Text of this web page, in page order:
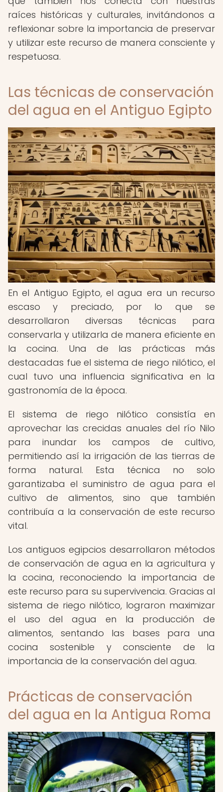
raíces históricas y culturales, invitándonos a
reflexionar sobre la importancia de preservar
y utilizar este recurso de manera consciente y
respetuosa.
Las técnicas de conservación
del agua en el Antiguo Egipto
En el Antiguo Egipto, el agua era un recurso
escaso y preciado, por lo que se
desarrollaron diversas técnicas para
conservarla y utilizarla de manera eficiente en
la cocina. Una de las prácticas más
destacadas fue el sistema de riego nilótico, el
cual tuvo una influencia significativa en la
gastronomía de la época.
El sistema de riego nilótico consistía en
aprovechar las crecidas anuales del río Nilo
para inundar los campos de cultivo,
permitiendo así la irrigación de las tierras de
forma natural. Esta técnica no solo
garantizaba el suministro de agua para el
cultivo de alimentos, sino que también
contribuía a la conservación de este recurso
vital.
Los antiguos egipcios desarrollaron métodos
de conservación de agua en la agricultura y
la cocina, reconociendo la importancia de
este recurso para su supervivencia. Gracias al
sistema de riego nilótico, lograron maximizar
el uso del agua en la producción de
alimentos, sentando las bases para una
cocina sostenible y consciente de la
importancia de la conservación del agua.
Prácticas de conservación
del agua en la Antigua Roma